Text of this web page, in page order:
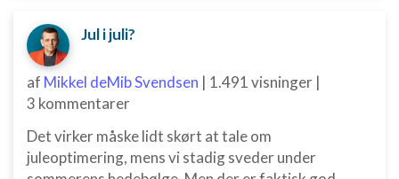
Jul i juli?
af Mikkel deMib Svendsen | 1.491 visninger |
3 kommentarer
Det virker måske lidt skørt at tale om
juleoptimering, mens vi stadig sveder under